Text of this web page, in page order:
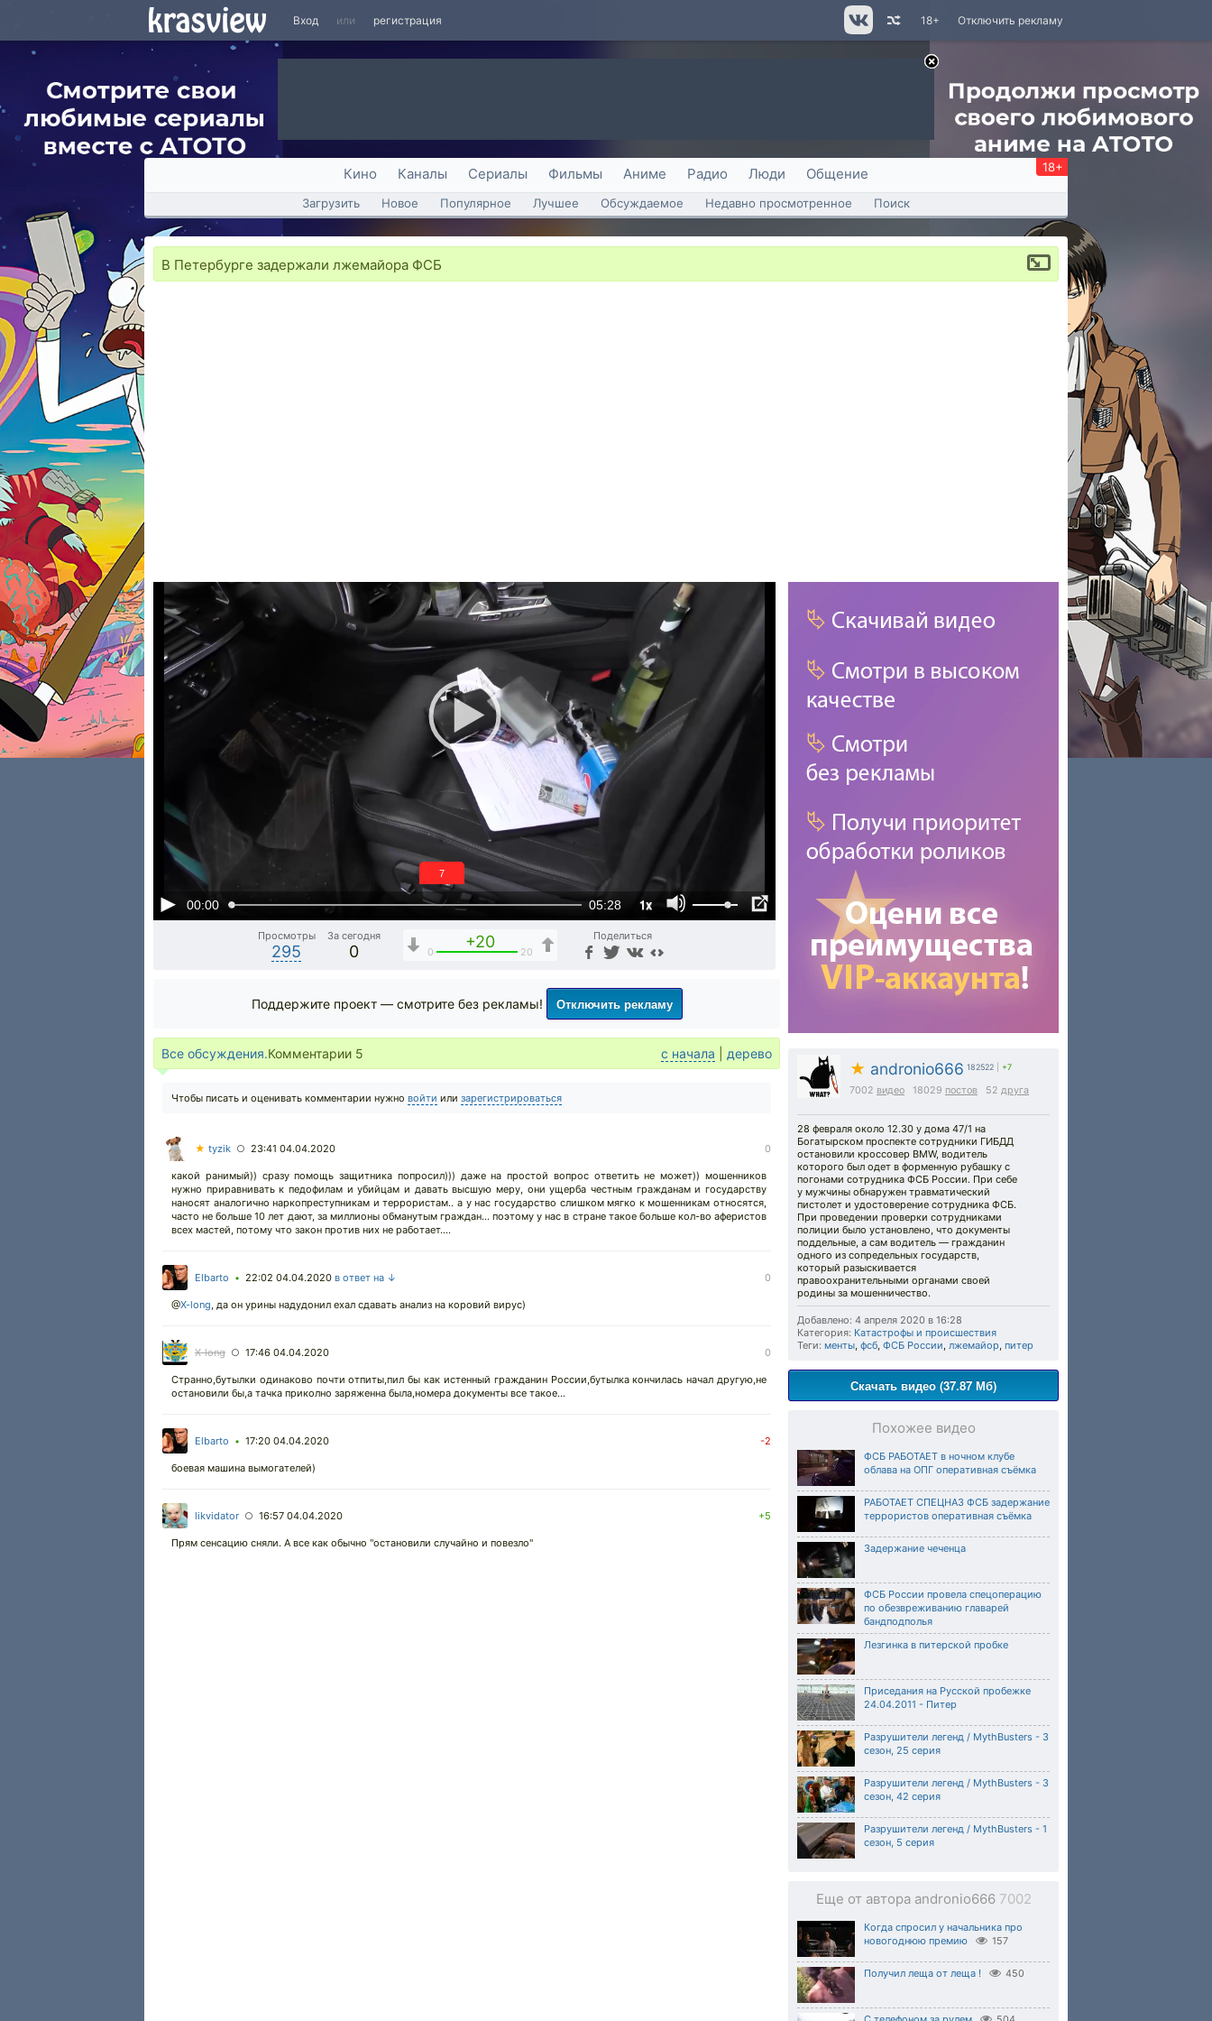
Вход или регистрация Отключить рекламу
18+
Кино Каналы Сериалы Фильмы Аниме Радио Люди Общение 18+
Загрузить Новое Популярное Лучшее Обсуждаемое Недавно просмотренное Поиск
В Петербурге задержали лжемайора ФСБ
00:00 05:28 1x
6
Просмотры
295
За сегодня
0
+20
0 20
Поделиться
★ andronio666 182522 +7
7002 видео 18029 постов 52 друга
28 февраля около 12.30 у дома 47/1 на
Богатырском проспекте сотрудники ГИБДД
остановили кроссовер BMW, водитель
которого был одет в форменную рубашку с
погонами сотрудника ФСБ России. При себе
у мужчины обнаружен травматический
пистолет и удостоверение сотрудника ФСБ.
При проведении проверки сотрудниками
полиции было установлено, что документы
поддельные, а сам водитель — гражданин
одного из сопредельных государств,
который разыскивается
правоохранительными органами своей
родины за мошенничество.
Добавлено: 4 апреля 2020 в 16:28
Категория: Катастрофы и происшествия
Теги: менты, фсб, ФСБ России, лжемайор, питер
Скачать видео (37.87 Мб)
Похожее видео
ФСБ РАБОТАЕТ в ночном клубе
облава на ОПГ оперативная съёмка
РАБОТАЕТ СПЕЦНАЗ ФСБ задержание
террористов оперативная съёмка
Задержание чеченца
ФСБ России провела спецоперацию
по обезвреживанию главарей
бандподполья
Лезгинка в питерской пробке
Приседания на Русской пробежке
24.04.2011 - Питер
Разрушители легенд / MythBusters - 3
сезон, 25 серия
Разрушители легенд / MythBusters - 3
сезон, 42 серия
Разрушители легенд / MythBusters - 1
сезон, 5 серия
Еще от автора andronio666 7002
Когда спросил у начальника про
новогоднюю премию
157
Получил леща от леща ! 450
Поддержите проект — смотрите без рекламы! Отключить рекламу
Все обсуждения.Комментарии 5 с начала дерево
Чтобы писать и оценивать комментарии нужно войти или зарегистрироваться
★ tyzik ○ 23:41 04.04.2020 0
какой ранимый)) сразу помощь защитника попросил))) даже на простой вопрос ответить не может)) мошенников
нужно приравнивать к педофилам и убийцам и давать высшую меру, они ущерба честным гражданам и государству
наносят аналогично наркопреступникам и террористам.. а у нас государство слишком мягко к мошенникам относятся,
часто не больше 10 лет дают, за миллионы обманутым граждан... поэтому у нас в стране такое больше кол-во аферистов
всех мастей, потому что закон против них не работает....
Elbarto • 22:02 04.04.2020 в ответ на ↓ 0
@X-long, да он урины надудонил ехал сдавать анализ на коровий вирус)
X-long ○ 17:46 04.04.2020 0
Странно,бутылки одинаково почти отпиты,пил бы как истенный гражданин России,бутылка кончилась начал другую,не
остановили бы,а тачка приколно заряженна была,номера документы все такое...
Elbarto • 17:20 04.04.2020 -2
боевая машина вымогателей)
likvidator ○ 16:57 04.04.2020 +5
Прям сенсацию сняли. А все как обычно "остановили случайно и повезло"